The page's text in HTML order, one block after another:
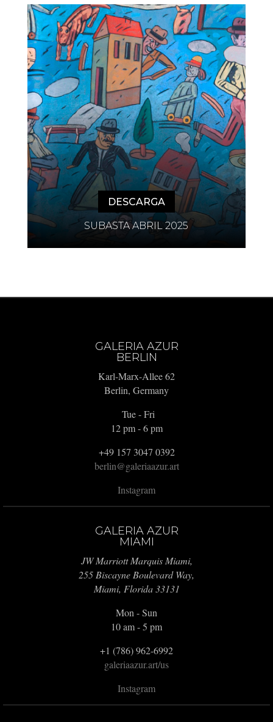
DESCARGA
SUBASTA ABRIL 2025
GALERIA AZUR
BERLIN
Karl-Marx-Allee 62
Berlin, Germany
Tue - Fri
12 pm - 6 pm
+49 157 3047 0392
berlin@galeriaazur.art
Instagram
GALERIA AZUR
MIAMI
JW Marriott Marquis Miami,
255 Biscayne Boulevard Way,
Miami, Florida 33131
Mon - Sun
10 am - 5 pm
+1 (786) 962-6992
galeriaazur.art/us
Instagram